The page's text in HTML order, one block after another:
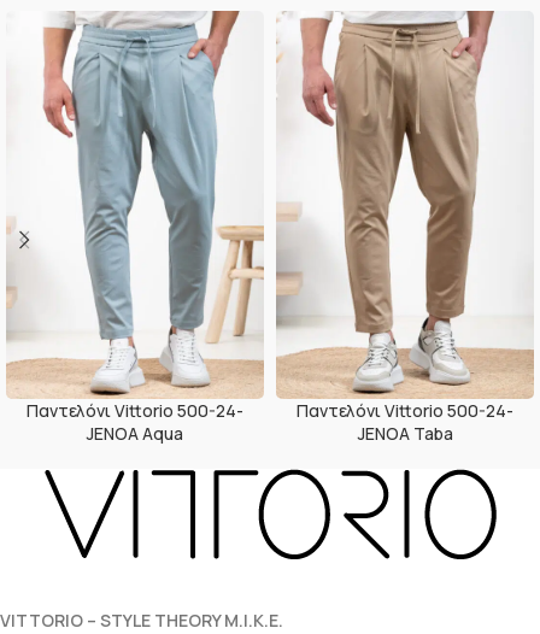
Παντελόνι Vittorio 500-24-
JENOA Aqua
Παντελόνι Vittorio 500-24-
JENOA Taba
VITTORIO – STYLE THEORY M.I.K.E.